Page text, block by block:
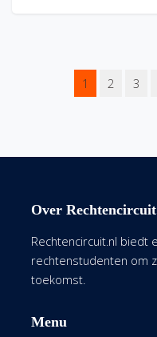
1 2 3
Over
Rechtencircuit.nl biedt
rechtenstudenten om
toekomst.
Menu